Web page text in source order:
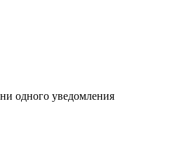
одного уведомления